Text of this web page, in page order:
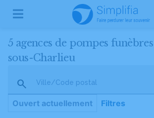
5 agences de pompes
sous-Charlieu
Ville/Code postal
Ouvert actuellement Filtres